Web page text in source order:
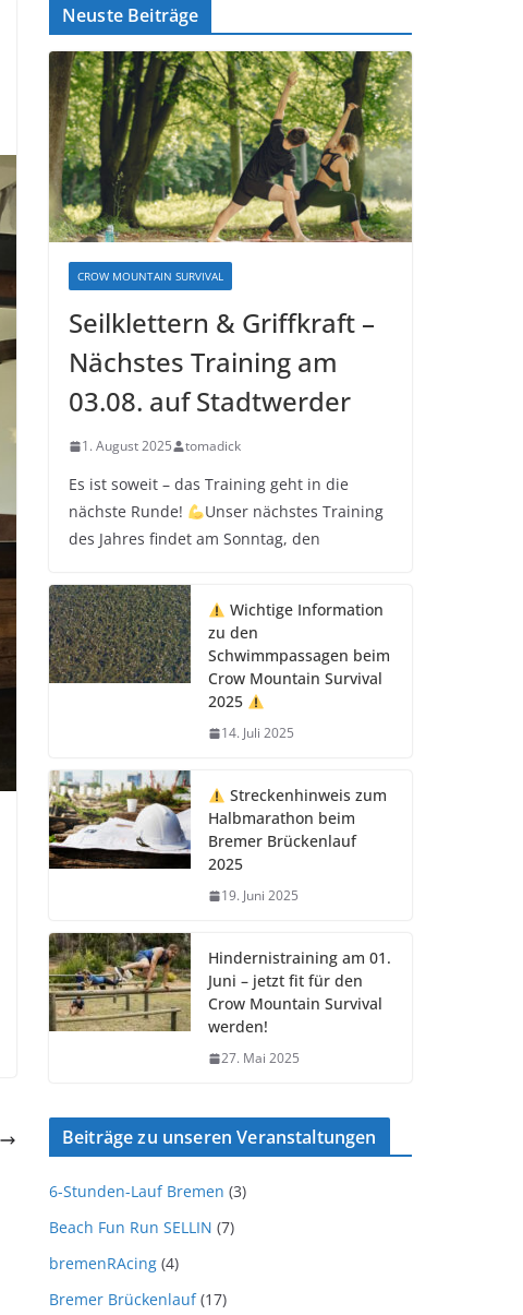
Neuste Beiträge
CROW MOUNTAIN SURVIVAL
Seilklettern & Griffkraft –
Nächstes Training am
03.08. auf Stadtwerder
1. August 2025 tomadick
Es ist soweit – das Training geht in die
nächste Runde!
Unser nächstes Training
des Jahres findet am Sonntag, den
Wichtige Information
zu den
Schwimmpassagen beim
Crow Mountain Survival
2025
14. Juli 2025
Streckenhinweis zum
Halbmarathon beim
Bremer Brückenlauf
2025
19. Juni 2025
Hindernistraining am 01.
Juni – jetzt fit für den
Crow Mountain Survival
werden!
27. Mai 2025
Beiträge zu unseren Veranstaltungen
6-Stunden-Lauf Bremen (3)
Beach Fun Run SELLIN (7)
bremenRAcing (4)
Bremer Brückenlauf(17)